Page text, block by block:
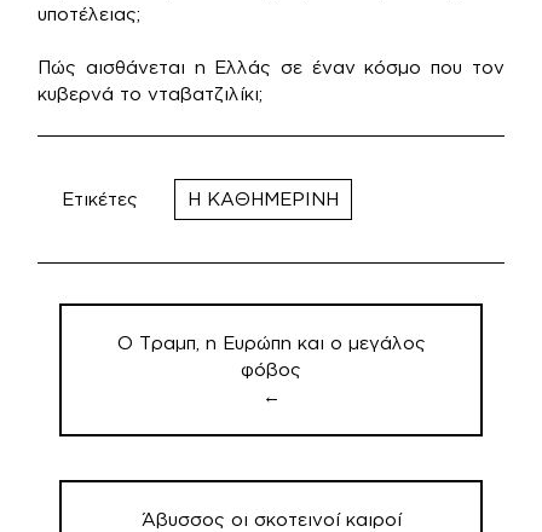
υποτέλειας;
Πώς αισθάνεται η Ελλάς σε έναν κόσμο που τον
κυβερνά το νταβατζιλίκι;
Ετικέτες Η ΚΑΘΗΜΕΡΙΝΗ
Πλοήγηση
άρθρωνΟ Τραμπ, η Ευρώπη και ο μεγάλος
φόβος
←
Άβυσσος οι σκοτεινοί καιροί